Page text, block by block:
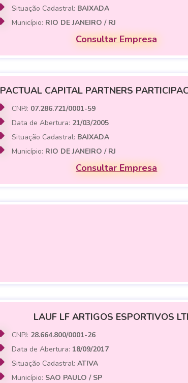
Situação Cadastral: BAIXADA
Município: RIO DE JANEIRO / RJ
Consultar Empresa
PACTUAL CAPITAL PARTNERS
CNPJ: 07.286.721/0001-59
Data de Abertura: 21/03/2005
Situação Cadastral: BAIXADA
Município: RIO DE JANEIRO / RJ
Consultar Empresa
LAUF LF ARTIGOS ESPORTIVOS
CNPJ: 28.664.800/0001-26
Data de Abertura: 18/09/2017
Situação Cadastral:ATIVA
Município: SAO PAULO / SP